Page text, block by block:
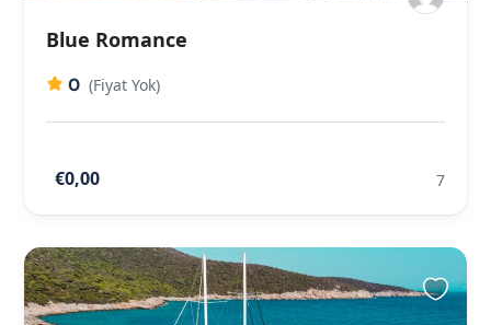
Blue Romance
0 (Fiyat Yok)
€0,00 7